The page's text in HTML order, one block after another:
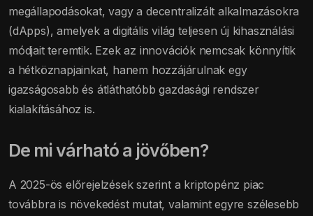
megállapodásokat, vagy a decentralizált alkalmazásokra
(dApps), amelyek a digitális világ teljesen új kihasználási
módjait teremtik. Ezek az innovációk nemcsak könnyítik
a hétköznapjainkat, hanem hozzájárulnak egy
igazságosabb és átláthatóbb gazdasági rendszer
kialakításához is.
De mi várható a jövőben?
A 2025-ös előrejelzések szerint a kriptopénz piac
továbbra is növekedést mutat, valamint egyre szélesebb